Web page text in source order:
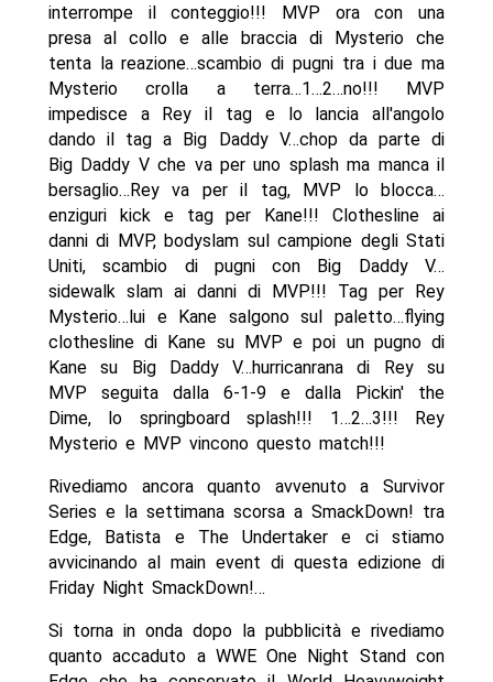
interrompe il conteggio!!! MVP ora con una
presa al collo e alle braccia di Mysterio che
tenta la reazione…scambio di pugni tra i due ma
Mysterio crolla a terra…1…2…no!!! MVP
impedisce a Rey il tag e lo lancia all'angolo
dando il tag a Big Daddy V…chop da parte di
Big Daddy V che va per uno splash ma manca il
bersaglio…Rey va per il tag, MVP lo blocca…
enziguri kick e tag per Kane!!! Clothesline ai
danni di MVP, bodyslam sul campione degli Stati
Uniti, scambio di pugni con Big Daddy V…
sidewalk slam ai danni di MVP!!! Tag per Rey
Mysterio…lui e Kane salgono sul paletto…flying
clothesline di Kane su MVP e poi un pugno di
Kane su Big Daddy V…hurricanrana di Rey su
MVP seguita dalla 6-1-9 e dalla Pickin' the
Dime, lo springboard splash!!! 1…2…3!!! Rey
Mysterio e MVP vincono questo match!!!
Rivediamo ancora quanto avvenuto a Survivor
Series e la settimana scorsa a SmackDown! tra
Edge, Batista e The Undertaker e ci stiamo
avvicinando al main event di questa edizione di
Friday Night SmackDown!…
Si torna in onda dopo la pubblicità e rivediamo
quanto accaduto a WWE One Night Stand con